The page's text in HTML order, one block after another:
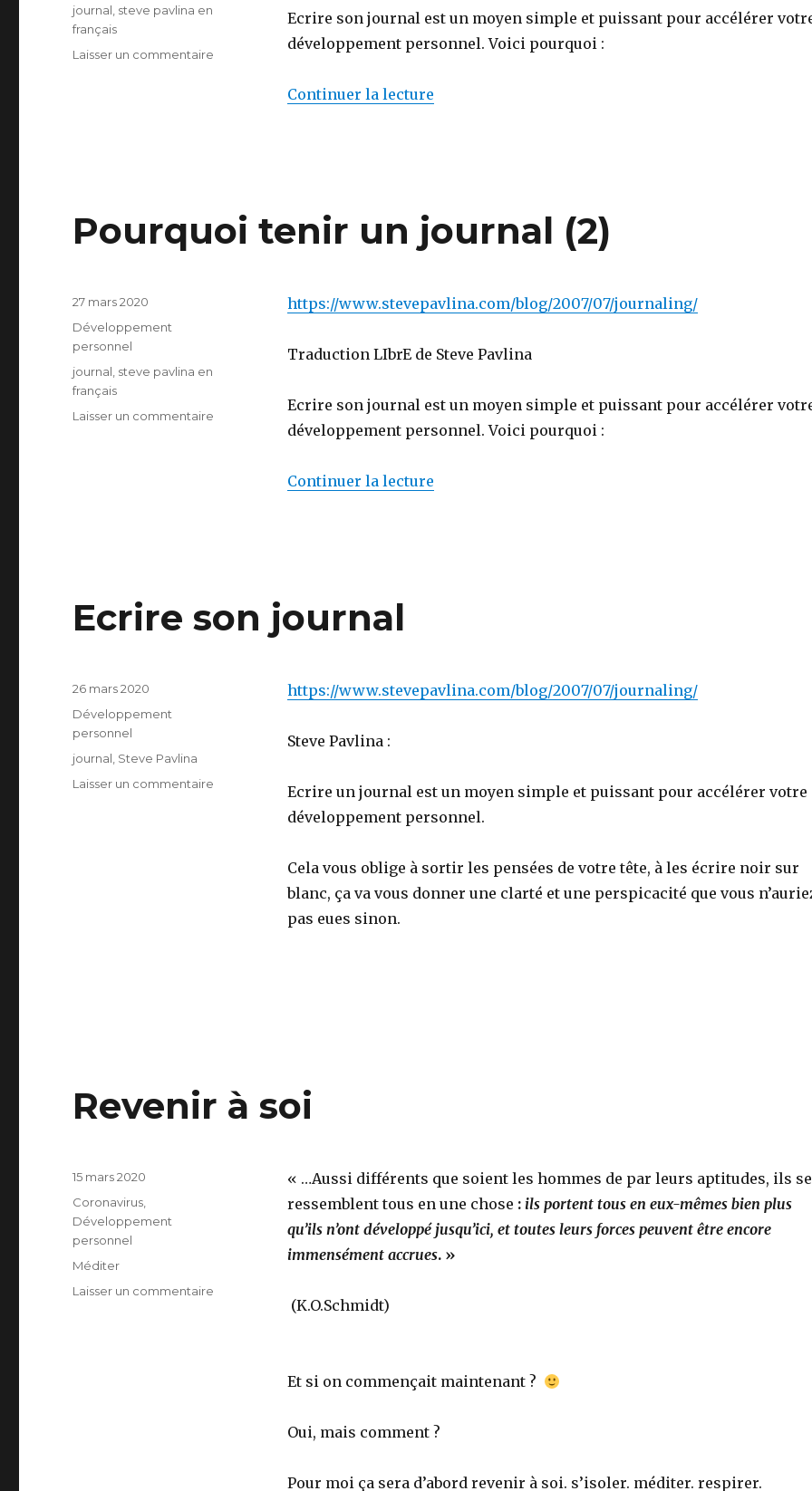
Ecrire son journal est un moyen simple et puissant pour accélérer
développement personnel. Voici pourquoi :
Continuer la lecturede « Pourquoi tenir un journal (1) »
Étiquettes
journal steve pavlina en
français
Laisser un commentaire
Pourquoi tenir un journal (2)
https://www.stevepavlina.com/blog/2007/07/journaling/
Traduction LIbrE de Steve Pavlina
Ecrire son journal est un moyen simple et puissant pour accélérer
développement personnel. Voici pourquoi :
Continuer la lecturede « Pourquoi tenir un journal (2) »
Publié
27 mars 2020
Catégories
Développement
personnel
Étiquettes
journal steve pavlina en
français
Laisser un commentaire
Ecrire son journal
https://www.stevepavlina.com/blog/2007/07/journaling/
Steve Pavlina :
Ecrire un journal est un moyen simple et puissant pour accélérer votre
développement personnel.
Cela vous oblige à sortir les pensées de votre tête, à les écrire noir sur
blanc, ça va vous donner une clarté et une perspicacité que vous
pas eues sinon.
Publié
26 mars 2020
Catégories
Développement
personnel
Étiquettes
journal Steve Pavlina
Laisser un commentaire
Revenir à soi
« …Aussi différents que soient les hommes de par leurs aptitudes, ils se
ressemblent tous en une chose : ils portent tous en eux-mêmes bien plus
qu’ils n’ont développé jusqu’ici, et toutes leurs forces peuvent être encore
immensément accrues. »
(K.O.Schmidt)
Et si on commençait maintenant ?
Oui, mais comment ?
Pour moi ça sera d’abord revenir à soi. s’isoler. méditer. respirer.
Publié
15 mars 2020
Catégories
Coronavirus
Développement
personnel
Étiquettes
Méditer
Laisser un commentaire